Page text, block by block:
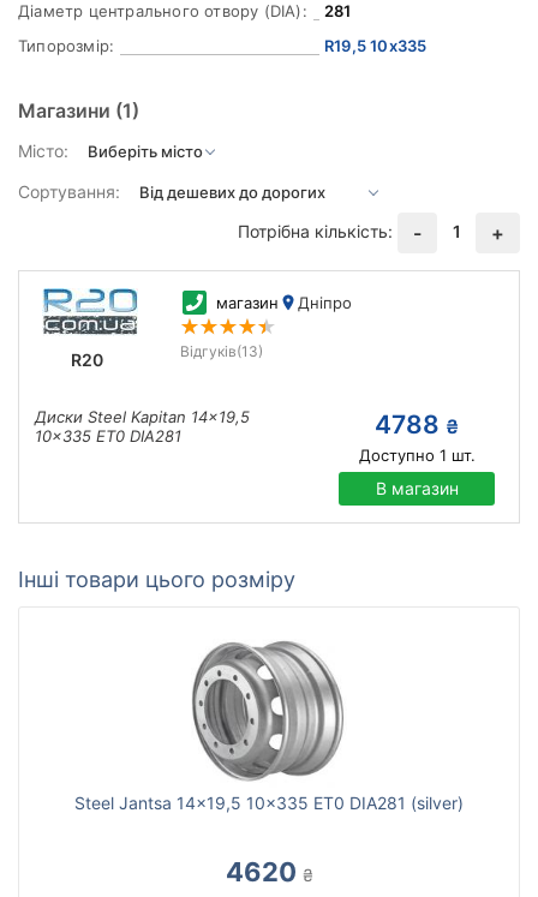
Діаметр центрального отвору (DIA):
281
Типорозмір:
R19,5 10x335
Магазини (1)
Місто:
Сортування:
Потрібна кількість:
- 1 +
R20
магазин Дніпро
Відгуків(13)
Диски Steel Kapitan 14x19,5
10x335 ET0 DIA281
4788 ₴
Доступно 1 шт.
В магазин
Інші товари цього розміру
Steel Jantsa 14x19,5 10x335 ET0 DIA281 (silver)
4620 ₴